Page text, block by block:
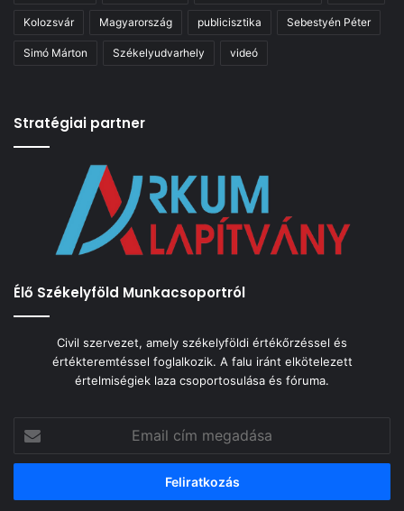
Kolozsvár Magyarország publicisztika Sebestyén Péter
Simó Márton Székelyudvarhely videó
Stratégiai partner
Élő Székelyföld Munkacsoportról
Civil szervezet, amely székelyföldi értékőrzéssel és
értékteremtéssel foglalkozik. A falu iránt elkötelezett
értelmiségiek laza csoportosulása és fóruma.
cím
megadása